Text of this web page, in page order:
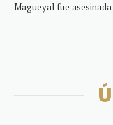
Magueyal fue